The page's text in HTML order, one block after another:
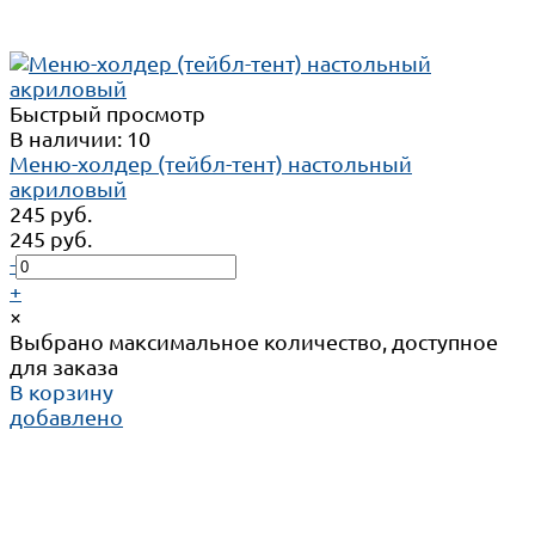
Быстрый просмотр
В наличии: 10
Меню-холдер (тейбл-тент) настольный
акриловый
245 руб.
245 руб.
-
+
×
Выбрано максимальное количество, доступное
для заказа
В корзину
добавлено